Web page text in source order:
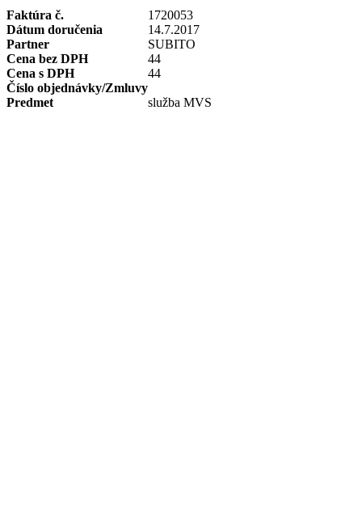
Faktúra č.
1720053
Dátum doručenia
14.7.2017
Partner
SUBITO
Cena bez DPH
44
Cena s DPH
44
Číslo objednávky/Zmluvy
Predmet
služba MVS